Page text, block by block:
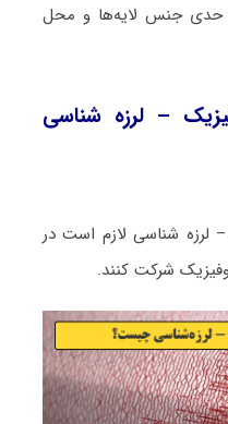
حدی جنس لایه‌ها و محل
– لرزه شناسی
لرزه شناسی لازم است در
شرکت کنند.